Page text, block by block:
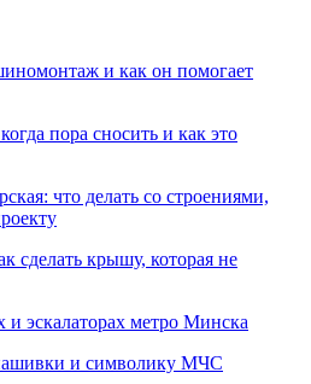
и как он помогает
пора сносить и как это
что делать со строениями,
сделать крышу, которая не
и эскалаторах метро Минска
и символику МЧС